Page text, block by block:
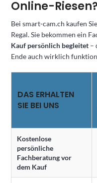
Online-
Bei smart-cam.ch kaufen
Regal. Sie bekommen ein
Kauf persönlich begleitet –
Ende auch wirklich
DAS ERHALTEN
SIE BEI UNS
Kostenlose
persönliche
Fachberatung vor
dem Kauf